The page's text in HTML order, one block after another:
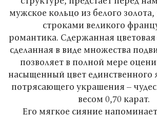
мужское кольцо из белого
строками великого
романтика. Сдержанная
сделанная в виде множества
позволяет в полной мере
насыщенный цвет единственного
потрясающего украшения –
весом 0,70 карат.
Его мягкое сияние